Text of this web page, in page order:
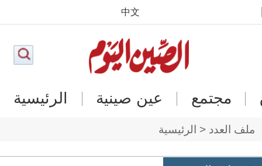
中文
الرئيسية عين صينية مجتمع
ملف العدد < الرئيسية